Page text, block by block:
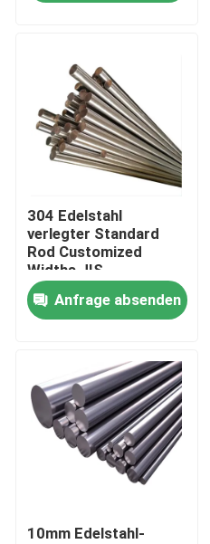
304 Edelstahl
verlegter Standard
Rod Customized
Widths JIS
Anfrage absenden
10mm Edelstahl-